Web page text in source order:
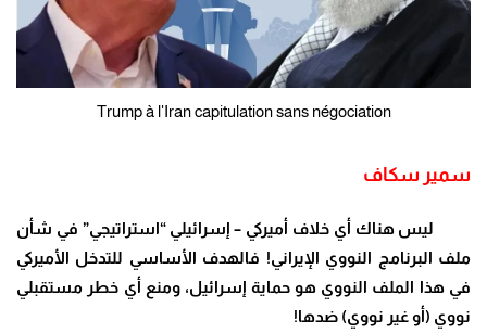
Trump à l'Iran capitulation sans négociation
سمير سكاف
ليس هناك أي خلاف أميركي – إسرائيلي “استراتيجي” في شأن
ملف البرنامج النووي الإيراني! فالهدف الأساسي للتدخل الأميركي
في هذا الملف النووي هو حماية إسرائيل، ومنع أي خطر مستقبلي
نووي (أو غير نووي) ضدها!